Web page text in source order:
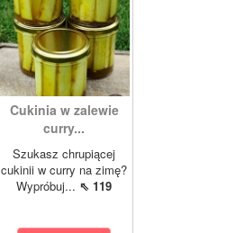
Cukinia w zalewie
curry...
Szukasz chrupiącej
cukinii w curry na zimę?
Wypróbuj... ⇖ 119